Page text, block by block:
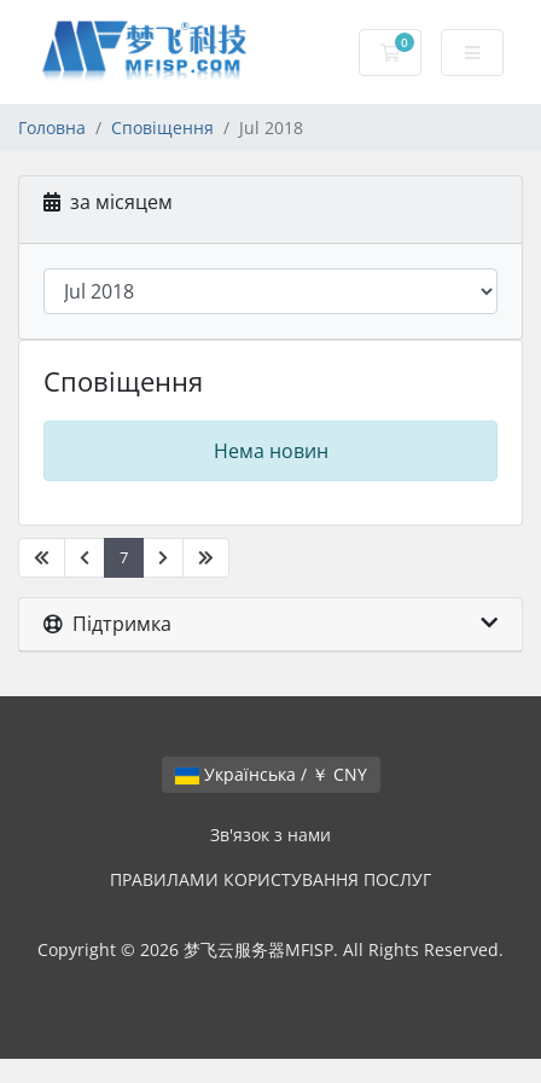
0
Кошик
Головна Сповіщення Jul 2018
за місяцем
Сповіщення
Нема новин
7
Підтримка
Українська / ￥ CNY
Зв'язок з нами
ПРАВИЛАМИ КОРИСТУВАННЯ ПОСЛУГ
Copyright © 2026 梦飞云服务器MFISP. All Rights Reserved.